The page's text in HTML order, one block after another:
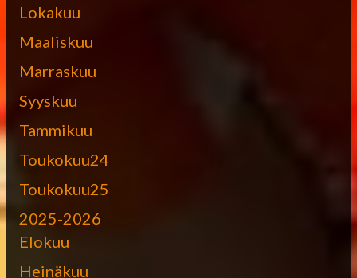
Lokakuu
Maaliskuu
Marraskuu
Syyskuu
Tammikuu
Toukokuu24
Toukokuu25
2025-2026
Elokuu
Heinäkuu